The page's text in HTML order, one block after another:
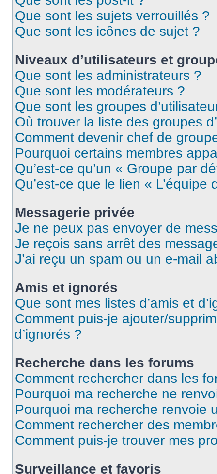
Que sont les sujets verrouillés ?
Que sont les icônes de sujet ?
Niveaux d’utilisateurs et
Que sont les administrateurs ?
Que sont les modérateurs ?
Que sont les groupes
Où trouver la liste des groupes
Comment devenir chef de
Pourquoi certains membres
Qu’est-ce qu’un « Groupe par
Qu’est-ce que le lien « L’équipe
Messagerie privée
Je ne peux pas envoyer de
Je reçois sans arrêt des
J’ai reçu un spam ou un e-mail
Amis et ignorés
Que sont mes listes d’amis et
Comment puis-je ajouter/
d’ignorés ?
Recherche dans les forums
Comment rechercher dans les
Pourquoi ma recherche ne
Pourquoi ma recherche renvoie
Comment rechercher des
Comment puis-je trouver mes
Surveillance et favoris